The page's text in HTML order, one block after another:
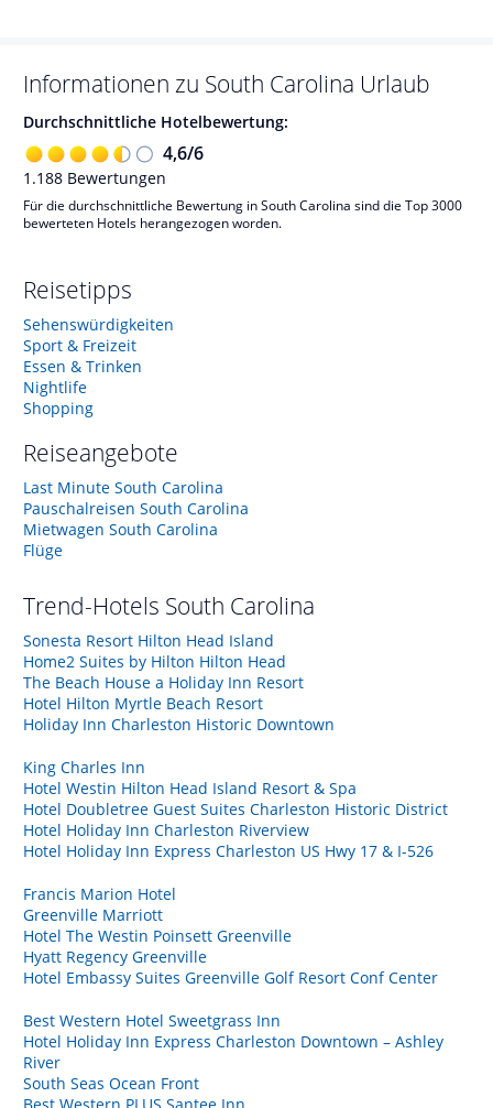
Informationen zu South Carolina Urlaub
Durchschnittliche Hotelbewertung:
4,6/6
1.188 Bewertungen
Für die durchschnittliche Bewertung in South Carolina sind die Top 3000
bewerteten Hotels herangezogen worden.
Reisetipps
Sehenswürdigkeiten
Sport & Freizeit
Essen & Trinken
Nightlife
Shopping
Reiseangebote
Last Minute South Carolina
Pauschalreisen South Carolina
Mietwagen South Carolina
Flüge
Trend-Hotels South Carolina
Sonesta Resort Hilton Head Island
Home2 Suites by Hilton Hilton Head
The Beach House a Holiday Inn Resort
Hotel Hilton Myrtle Beach Resort
Holiday Inn Charleston Historic Downtown
King Charles Inn
Hotel Westin Hilton Head Island Resort & Spa
Hotel Doubletree Guest Suites Charleston Historic District
Hotel Holiday Inn Charleston Riverview
Hotel Holiday Inn Express Charleston US Hwy 17 & I-526
Francis Marion Hotel
Greenville Marriott
Hotel The Westin Poinsett Greenville
Hyatt Regency Greenville
Hotel Embassy Suites Greenville Golf Resort Conf Center
Best Western Hotel Sweetgrass Inn
Hotel Holiday Inn Express Charleston Downtown – Ashley
River
South Seas Ocean Front